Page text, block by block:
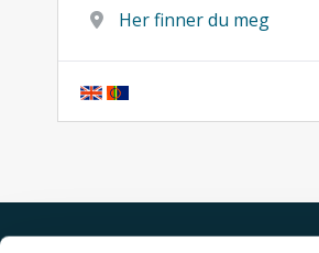
Her finner du meg